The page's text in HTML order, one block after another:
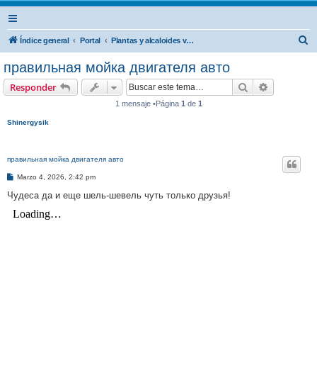
Índice general Portal Plantas y alcaloides visionarios(ayahuasca/peyote/san pedro/marihuana/LSD
правильная мойка двигателя авто
Responder Buscar
1 mensaje •Página 1 de 1
Shinergysik
правильная мойка двигателя авто
M
n
s
a
j
Marzo 4, 2026, 2:42 pm
Чудеса да и еще шель-шевель чуть только друзья!